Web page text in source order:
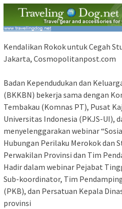
Kendalikan Rokok untuk Cegah
Jakarta, Cosmopolitanpost.com
Badan Kependudukan dan
(BKKBN) bekerja sama dengan
Tembakau (Komnas PT), Pusat
Universitas Indonesia (PKJS-UI),
menyelenggarakan webinar
Hubungan Perilaku Merokok dan
Perwakilan Provinsi dan Tim
Hadir dalam webinar Pejabat
Sub-koordinator, Tim
(PKB), dan Persatuan Kepala
provinsi